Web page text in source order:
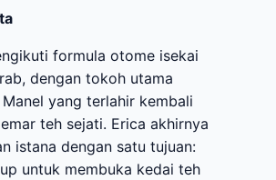
formula otome isekai
dengan tokoh utama
yang terlahir kembali
teh sejati. Erica akhirnya
istana dengan satu tujuan:
untuk membuka kedai teh